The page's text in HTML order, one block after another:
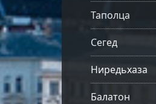
Таполца
Сегед
Ниредьхаза
Балатон